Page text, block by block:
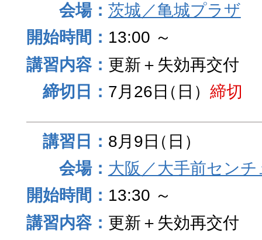
茨城／亀城プラザ
13:00 ～
更新＋失効再交付
7月26日（日） 締切
8月9日（日）
大阪／大手前セン
13:30 ～
更新＋失効再交付